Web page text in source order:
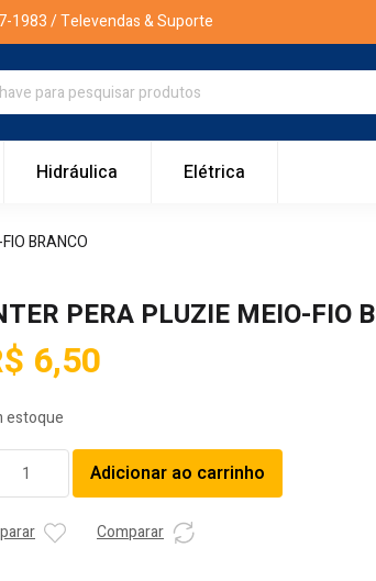
1983/ Televendas & Suporte
Hidráulica Elétrica
BRANCO
PERA PLUZIE MEIO-FIO
6,50
estoque
Adicionar ao carrinho
Comparar